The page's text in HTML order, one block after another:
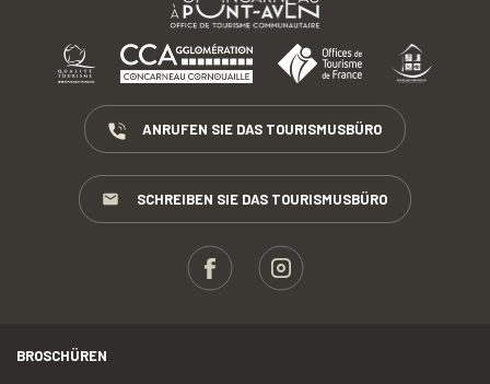
ANRUFEN SIE DAS TOURISMUSBÜRO
SCHREIBEN SIE DAS TOURISMUSBÜRO
BROSCHÜREN